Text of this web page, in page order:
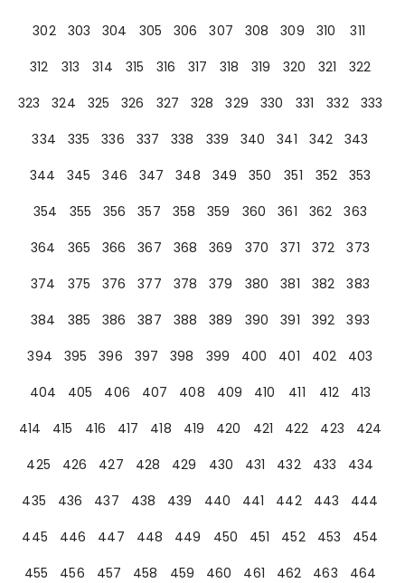
302
303 304 305 306 307 308 309 310
311
312
313 314 315 316 317 318 319 320 321
322
323
324 325 326 327 328 329 330 331 332
333
334
335 336 337 338 339 340 341 342
343
344
345 346 347 348 349 350 351 352
353
354
355 356 357 358 359 360 361 362
363
364
365 366 367 368 369 370 371 372
373
374
375 376 377 378 379 380 381 382
383
384
385 386 387 388 389 390 391 392
393
394
395 396 397 398 399 400 401 402
403
404
405 406 407 408 409 410 411 412
413
414
415 416 417 418 419 420 421 422 423
424
425
426 427 428 429 430 431 432 433
434
435
436 437 438 439 440 441 442 443
444
445
446 447 448 449 450 451 452 453
454
455
456 457 458 459 460 461 462 463
464